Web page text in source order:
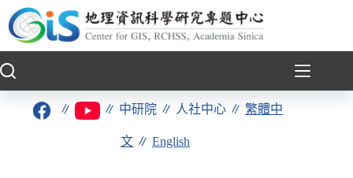
至
要
∥ ∥ 中研院 ∥ 人社中心 ∥繁體中
文 ∥English